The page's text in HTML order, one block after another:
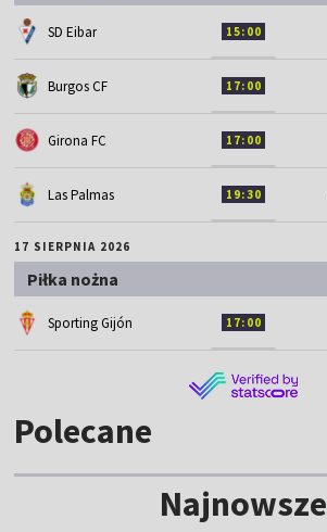
SD Eibar 15:00
Burgos CF 17:00
Girona FC 17:00
Las Palmas 19:30
17 SIERPNIA 2026
Piłka nożna
Sporting Gijón 17:00
Polecane
Najnowsze